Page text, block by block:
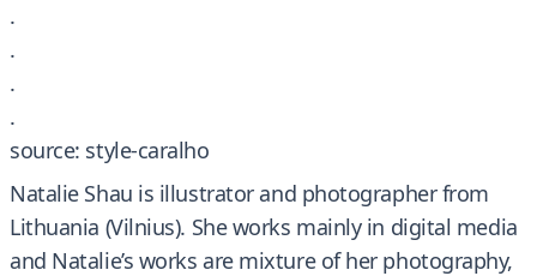
.
.
.
.
source: style-caralho
Natalie Shau is illustrator and photographer from
Lithuania (Vilnius). She works mainly in digital media
and Natalie’s works are mixture of her photography,